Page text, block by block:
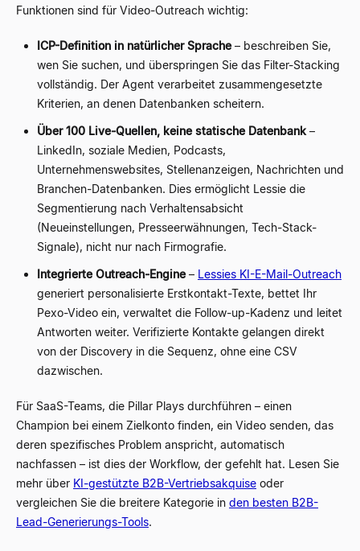
Funktionen sind für Video-Outreach wichtig:
ICP-Definition in natürlicher Sprache– beschreiben Sie,
wen Sie suchen, und überspringen Sie das Filter-Stacking
vollständig. Der Agent verarbeitet zusammengesetzte
Kriterien, an denen Datenbanken scheitern.
Über 100 Live-Quellen, keine statische Datenbank –
LinkedIn, soziale Medien, Podcasts,
Unternehmenswebsites, Stellenanzeigen, Nachrichten und
Branchen-Datenbanken. Dies ermöglicht Lessie die
Segmentierung nach Verhaltensabsicht
(Neueinstellungen, Presseerwähnungen, Tech-Stack-
Signale), nicht nur nach Firmografie.
Integrierte Outreach-Engine– Lessies KI-E-Mail-Outreach
generiert personalisierte Erstkontakt-Texte, bettet Ihr
Pexo-Video ein, verwaltet die Follow-up-Kadenz und leitet
Antworten weiter. Verifizierte Kontakte gelangen direkt
von der Discovery in die Sequenz, ohne eine CSV
dazwischen.
Für SaaS-Teams, die Pillar Plays durchführen – einen
Champion bei einem Zielkonto finden, ein Video senden, das
deren spezifisches Problem anspricht, automatisch
nachfassen – ist dies der Workflow, der gefehlt hat. Lesen Sie
mehr über KI-gestützte B2B-Vertriebsakquise oder
vergleichen Sie die breitere Kategorie in den besten B2B-
Lead-Generierungs-Tools.